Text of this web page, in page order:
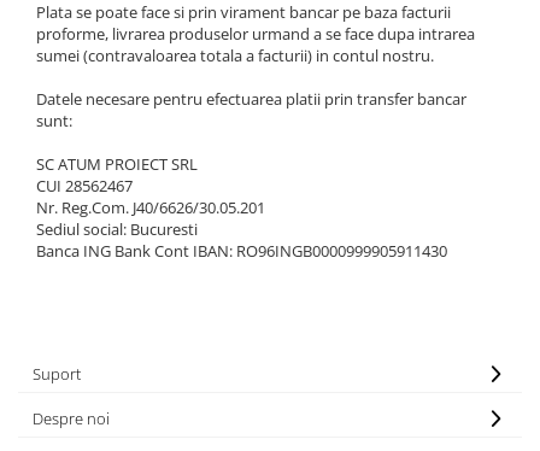
Plata se poate face si prin virament bancar pe baza facturii
proforme, livrarea produselor urmand a se face dupa intrarea
sumei (contravaloarea totala a facturii) in contul nostru.
Datele necesare pentru efectuarea platii prin transfer bancar
sunt:
SC ATUM PROIECT SRL
CUI 28562467
Nr. Reg.Com. J40/6626/30.05.201
Sediul social: Bucuresti
Banca ING Bank Cont IBAN: RO96INGB0000999905911430
Suport
Despre noi